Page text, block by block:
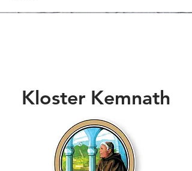
Kloster Kemnath